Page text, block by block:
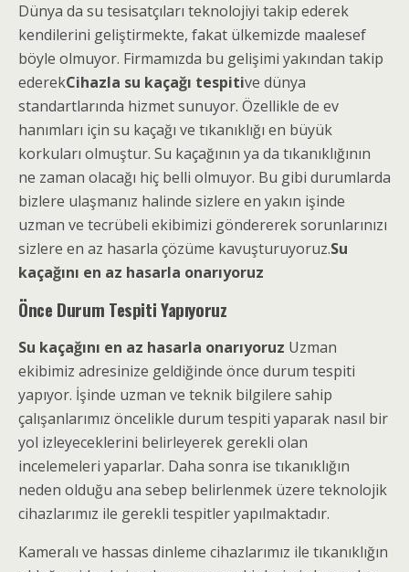
Dünya da su tesisatçıları teknolojiyi takip ederek
kendilerini geliştirmekte, fakat ülkemizde maalesef
böyle olmuyor. Firmamızda bu gelişimi yakından takip
ederekCihazla su kaçağı tespitive dünya
standartlarında hizmet sunuyor. Özellikle de ev
hanımları için su kaçağı ve tıkanıklığı en büyük
korkuları olmuştur. Su kaçağının ya da tıkanıklığının
ne zaman olacağı hiç belli olmuyor. Bu gibi durumlarda
bizlere ulaşmanız halinde sizlere en yakın işinde
uzman ve tecrübeli ekibimizi göndererek sorunlarınızı
sizlere en az hasarla çözüme kavuşturuyoruz.Su
kaçağını en az hasarla onarıyoruz
Önce Durum Tespiti Yapıyoruz
Su kaçağını en az hasarla onarıyoruz Uzman
ekibimiz adresinize geldiğinde önce durum tespiti
yapıyor. İşinde uzman ve teknik bilgilere sahip
çalışanlarımız öncelikle durum tespiti yaparak nasıl bir
yol izleyeceklerini belirleyerek gerekli olan
incelemeleri yaparlar. Daha sonra ise tıkanıklığın
neden olduğu ana sebep belirlenmek üzere teknolojik
cihazlarımız ile gerekli tespitler yapılmaktadır.
Kameralı ve hassas dinleme cihazlarımız ile tıkanıklığın